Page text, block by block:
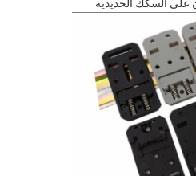
على السكك الحديدية